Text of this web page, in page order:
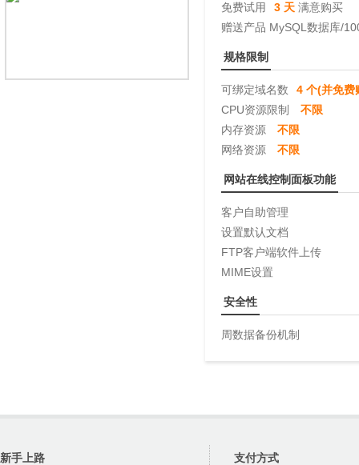
免费试用
3 天 满意购买
赠送产品 MySQL数据库/
规格限制
可绑定域名数
4 个(并免费
CPU资源限制
不限
内存资源
不限
网络资源
不限
网站在线控制面板功能
客户自助管理
设置默认文档
FTP客户端软件上传
MIME设置
安全性
周数据备份机制
新手上路 支付方式